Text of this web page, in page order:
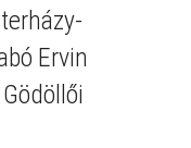
Ervin
Gödöllői